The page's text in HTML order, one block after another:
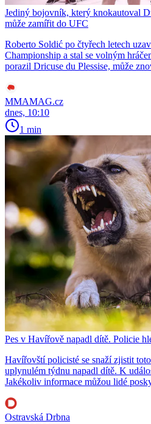
Jediný bojovník, který knokautoval
může zamířit do UFC
Roberto Soldić po čtyřech letech
Championship a stal se volným
porazil Dricuse du Plessise, může
MMAMAG.cz
dnes, 10:10
1 min
Pes v Havířově napadl dítě. Policie
Havířovští policisté se snaží zjistit
uplynulém týdnu napadl dítě. K
Jakékoliv informace můžou lidé
Ostravská Drbna